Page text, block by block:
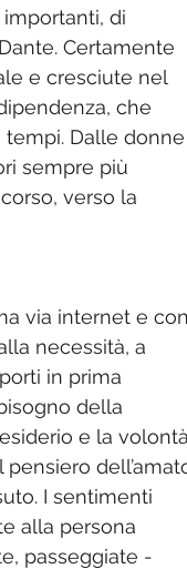
di
Certamente
e cresciute nel
che
Dalle donne
sempre più
verso la
via internet e con
necessità, a
in prima
della
e la volontà
I sentimenti
alla persona
passeggiate -